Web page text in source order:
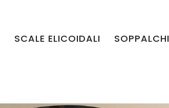
SCALE ELICOIDALI SOPPALCHI